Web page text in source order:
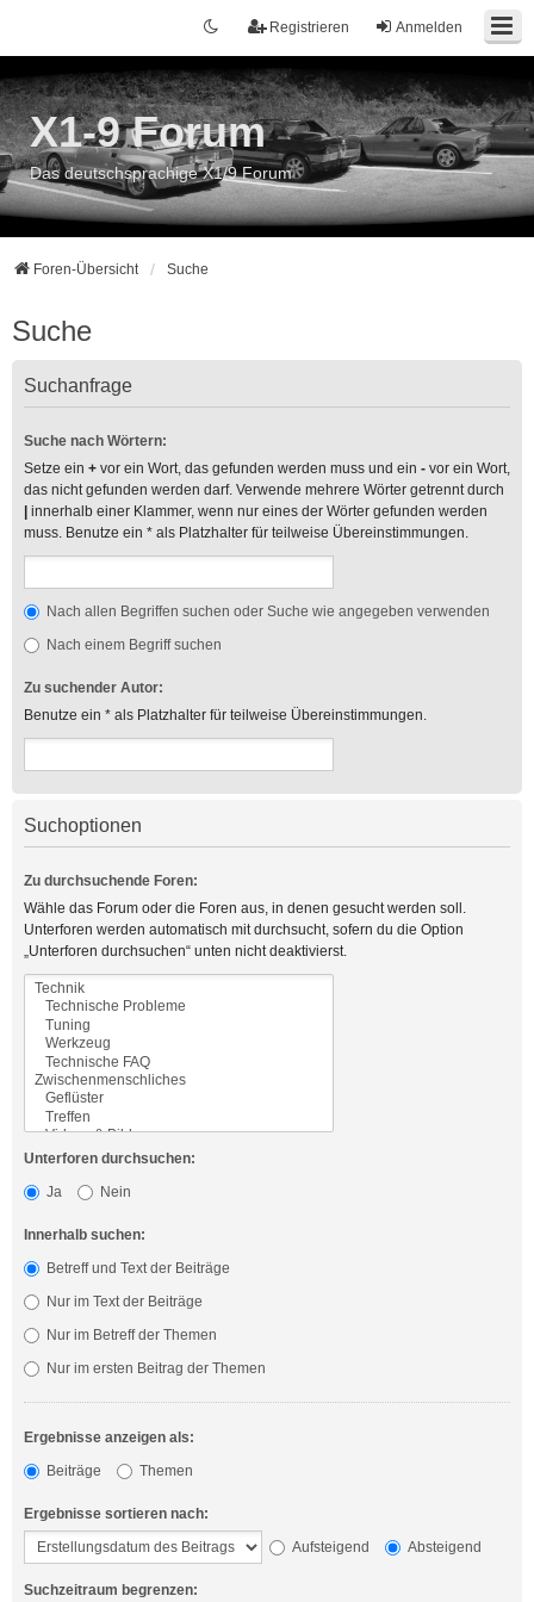
Anmelden
Registrieren
X1-9 Forum
Das deutschsprachige X1/9 Forum
Foren-Übersicht Suche
Suche
Suchanfrage
Suche nach Wörtern:
Setze ein + vor ein Wort, das gefunden werden muss und ein - vor ein Wort,
das nicht gefunden werden darf. Verwende mehrere Wörter getrennt durch
innerhalb einer Klammer, wenn nur eines der Wörter gefunden werden
muss. Benutze ein * als Platzhalter für teilweise Übereinstimmungen.
Nach allen Begriffen suchen oder Suche wie angegeben verwenden
Nach einem Begriff suchen
Zu suchender Autor:
Benutze ein * als Platzhalter für teilweise Übereinstimmungen.
Suchoptionen
Zu durchsuchende Foren:
Wähle das Forum oder die Foren aus, in denen gesucht werden soll.
Unterforen werden automatisch mit durchsucht, sofern du die Option
„Unterforen durchsuchen“ unten nicht deaktivierst.
Unterforen durchsuchen:
Ja
Nein
Innerhalb suchen:
Betreff und Text der Beiträge
Nur im Text der Beiträge
Nur im Betreff der Themen
Nur im ersten Beitrag der Themen
Ergebnisse anzeigen als:
Beiträge
Themen
Ergebnisse sortieren nach:
Aufsteigend
Absteigend
Suchzeitraum begrenzen: